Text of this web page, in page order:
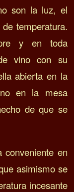
son la luz, el
temperatura.
y en toda
vino con su
abierta en la
en la mesa
de que se
conveniente en
asimismo se
incesante